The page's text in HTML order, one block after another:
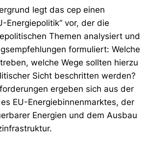
legt das cep einen
Energiepolitik“ vor, der die
Themen analysiert und
formuliert: Welche
welche Wege sollten hierzu
Sicht beschritten werden?
ergeben sich aus der
EU-Energiebinnenmarktes, der
Energien und dem Ausbau